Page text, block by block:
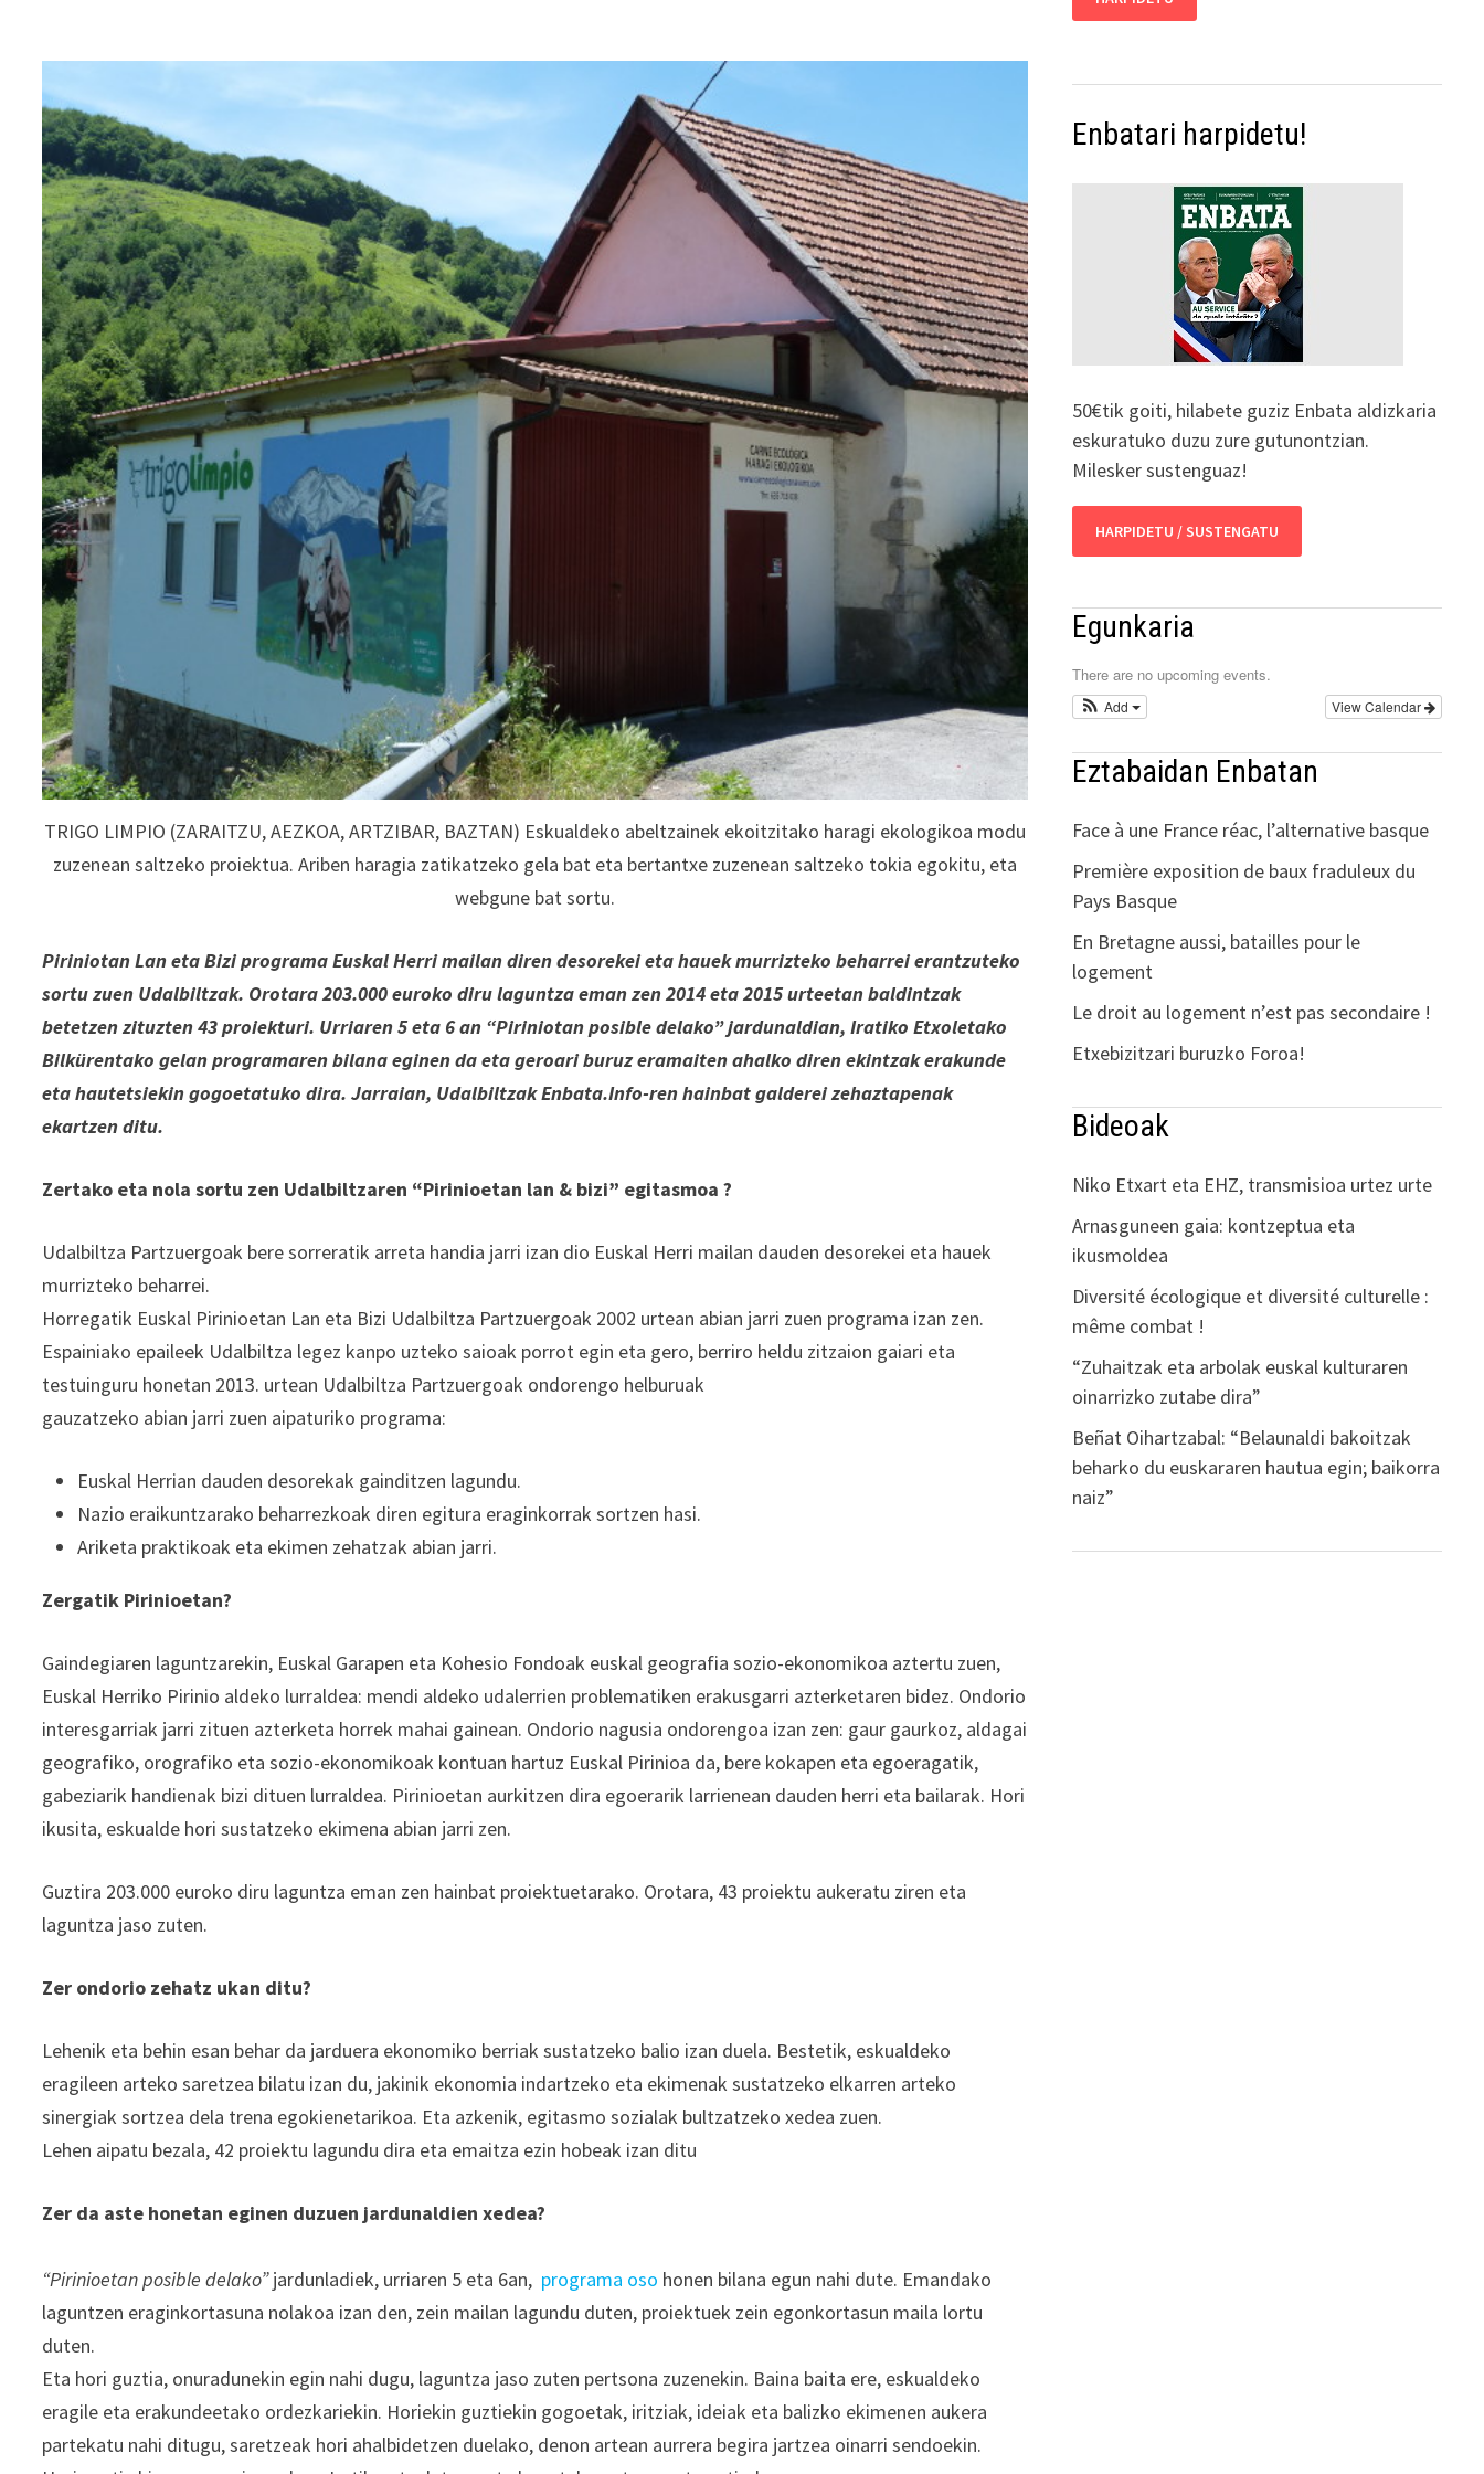
TRIGO LIMPIO (ZARAITZU, AEZKOA, ARTZIBAR, BAZTAN) Eskualdeko abeltzainek ekoitzitako haragi ekologikoa modu
zuzenean saltzeko proiektua. Ariben haragia zatikatzeko gela bat eta bertantxe zuzenean saltzeko tokia egokitu, eta
webgune bat sortu.
Piriniotan Lan eta Bizi programa Euskal Herri mailan diren desorekei eta hauek murrizteko beharrei erantzuteko
sortu zuen Udalbiltzak. Orotara 203.000 euroko diru laguntza eman zen 2014 eta 2015 urteetan baldintzak
betetzen zituzten 43 proiekturi. Urriaren 5 eta 6 an “Piriniotan posible delako” jardunaldian, Iratiko Etxoletako
Bilkürentako gelan programaren bilana eginen da eta geroari buruz eramaiten ahalko diren ekintzak erakunde
eta hautetsiekin gogoetatuko dira. Jarraian, Udalbiltzak Enbata.Info-ren hainbat galderei zehaztapenak
ekartzen ditu.
Zertako eta nola sortu zen Udalbiltzaren “Pirinioetan lan & bizi” egitasmoa ?
Udalbiltza Partzuergoak bere sorreratik arreta handia jarri izan dio Euskal Herri mailan dauden desorekei eta hauek
murrizteko beharrei.
Horregatik Euskal Pirinioetan Lan eta Bizi Udalbiltza Partzuergoak 2002 urtean abian jarri zuen programa izan zen.
Espainiako epaileek Udalbiltza legez kanpo uzteko saioak porrot egin eta gero, berriro heldu zitzaion gaiari eta
testuinguru honetan 2013. urtean Udalbiltza Partzuergoak ondorengo helburuak
gauzatzeko abian jarri zuen aipaturiko programa:
Euskal Herrian dauden desorekak gainditzen lagundu.
Nazio eraikuntzarako beharrezkoak diren egitura eraginkorrak sortzen hasi.
Ariketa praktikoak eta ekimen zehatzak abian jarri.
Zergatik Pirinioetan?
Gaindegiaren laguntzarekin, Euskal Garapen eta Kohesio Fondoak euskal geografia sozio-ekonomikoa aztertu zuen,
Euskal Herriko Pirinio aldeko lurraldea: mendi aldeko udalerrien problematiken erakusgarri azterketaren bidez. Ondorio
interesgarriak jarri zituen azterketa horrek mahai gainean. Ondorio nagusia ondorengoa izan zen: gaur gaurkoz, aldagai
geografiko, orografiko eta sozio-ekonomikoak kontuan hartuz Euskal Pirinioa da, bere kokapen eta egoeragatik,
gabeziarik handienak bizi dituen lurraldea. Pirinioetan aurkitzen dira egoerarik larrienean dauden herri eta bailarak. Hori
ikusita, eskualde hori sustatzeko ekimena abian jarri zen.
Guztira 203.000 euroko diru laguntza eman zen hainbat proiektuetarako. Orotara, 43 proiektu aukeratu ziren eta
laguntza jaso zuten.
Zer ondorio zehatz ukan ditu?
Lehenik eta behin esan behar da jarduera ekonomiko berriak sustatzeko balio izan duela. Bestetik, eskualdeko
eragileen arteko saretzea bilatu izan du, jakinik ekonomia indartzeko eta ekimenak sustatzeko elkarren arteko
sinergiak sortzea dela trena egokienetarikoa. Eta azkenik, egitasmo sozialak bultzatzeko xedea zuen.
Lehen aipatu bezala, 42 proiektu lagundu dira eta emaitza ezin hobeak izan ditu
Zer da aste honetan eginen duzuen jardunaldien xedea?
“Pirinioetan posible delako”jardunladiek, urriaren 5 eta 6an, programa oso honen bilana egun nahi dute. Emandako
laguntzen eraginkortasuna nolakoa izan den, zein mailan lagundu duten, proiektuek zein egonkortasun maila lortu
duten.
Eta hori guztia, onuradunekin egin nahi dugu, laguntza jaso zuten pertsona zuzenekin. Baina baita ere, eskualdeko
eragile eta erakundeetako ordezkariekin. Horiekin guztiekin gogoetak, iritziak, ideiak eta balizko ekimenen aukera
partekatu nahi ditugu, saretzeak hori ahalbidetzen duelako, denon artean aurrera begira jartzea oinarri sendoekin.
Enbatari harpidetu!
50€tik goiti, hilabete guziz Enbata aldizkaria
eskuratuko duzu zure gutunontzian.
Milesker sustenguaz!
HARPIDETU / SUSTENGATU
Egunkaria
There are no upcoming events.
View Calendar
Add
Eztabaidan Enbatan
Face à une France réac, l’alternative basque
Première exposition de baux fraduleux du
Pays Basque
En Bretagne aussi, batailles pour le
logement
Le droit au logement n’est pas secondaire !
Etxebizitzari buruzko Foroa!
Bideoak
Niko Etxart eta EHZ, transmisioa urtez urte
Arnasguneen gaia: kontzeptua eta
ikusmoldea
Diversité écologique et diversité culturelle :
même combat !
“Zuhaitzak eta arbolak euskal kulturaren
oinarrizko zutabe dira”
Beñat Oihartzabal: “Belaunaldi bakoitzak
beharko du euskararen hautua egin; baikorra
naiz”